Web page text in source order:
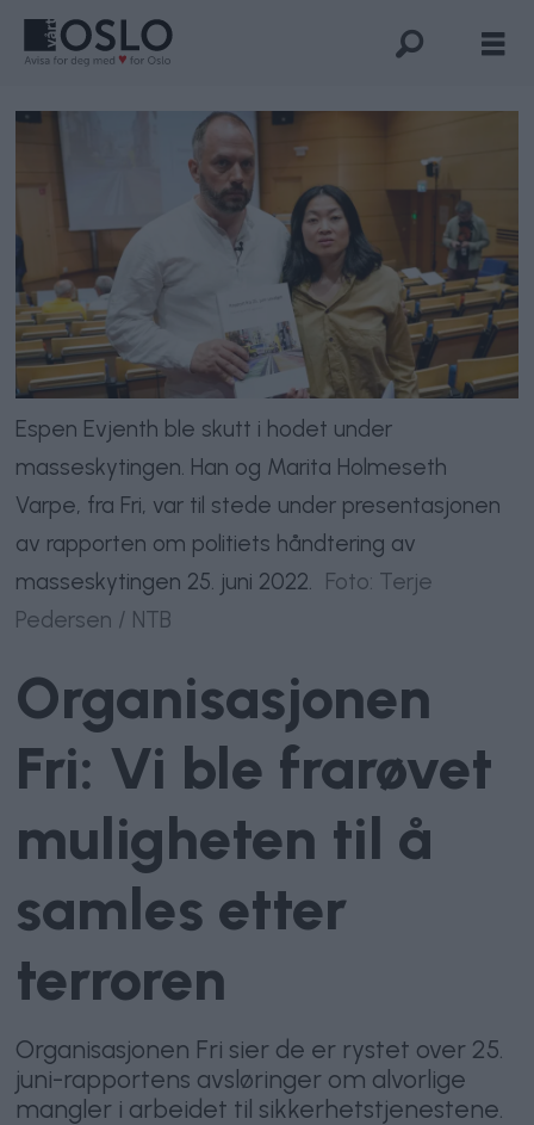
Espen Evjenth ble skutt i hodet under
masseskytingen. Han og Marita Holmeseth
Varpe, fra Fri, var til stede under presentasjonen
av rapporten om politiets håndtering av
masseskytingen 25. juni 2022. Foto: Terje
Pedersen / NTB
Organisasjonen
Fri: Vi ble frarøvet
muligheten til å
samles etter
terroren
Organisasjonen Fri sier de er rystet over 25.
juni-rapportens avsløringer om alvorlige
mangler i arbeidet til sikkerhetstjenestene.